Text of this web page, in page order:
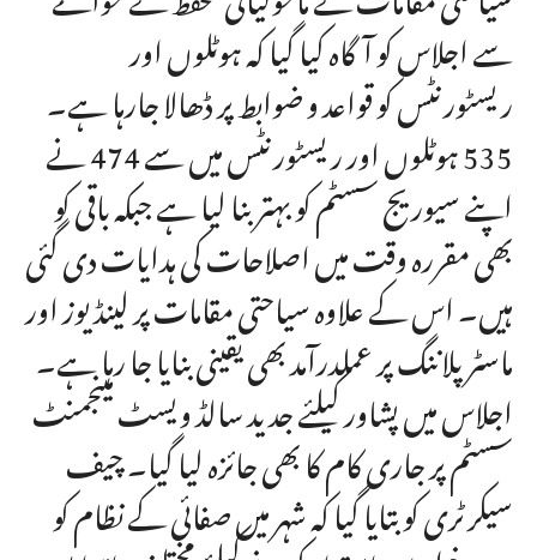
سے اجلاس کو آگاہ کیا گیا کہ ہوٹلوں اور
ریسٹورنٹس کو قواعد و ضوابط پر ڈھالا جارہا ہے۔
535 ہوٹلوں اور ریسٹورنٹس میں سے 474 نے
اپنے سیوریج سسٹم کو بہتر بنا لیا ہے جبکہ باقی کو
بھی مقررہ وقت میں اصلاحات کی ہدایات دی گئی
ہیں۔ اس کے علاوہ سیاحتی مقامات پر لینڈ یوز اور
ماسٹر پلاننگ پر عملدرآمد بھی یقینی بنایا جا رہا ہے۔
اجلاس میں پشاور کیلئے جدید سالڈ ویسٹ مینجمنٹ
سسٹم پر جاری کام کا بھی جائزہ لیا گیا۔ چیف
سیکرٹری کو بتایا گیا کہ شہر میں صفائی کے نظام کو